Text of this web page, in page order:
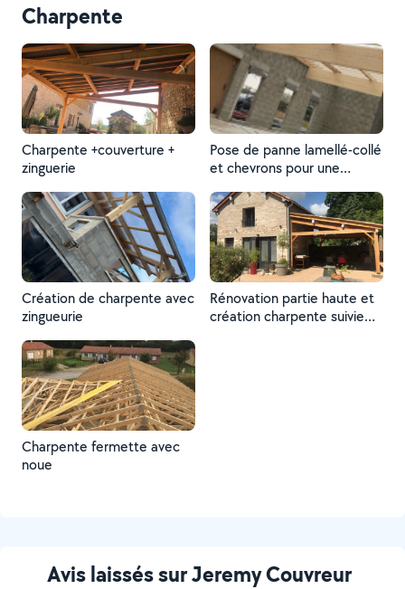
Charpente
Charpente +couverture +
zinguerie
Pose de panne lamellé-collé
et chevrons pour une
Création de charpente avec
zingueurie
Rénovation partie haute et
création charpente suivie
Charpente fermette avec
noue
Avis laissés sur Jeremy Couvreur